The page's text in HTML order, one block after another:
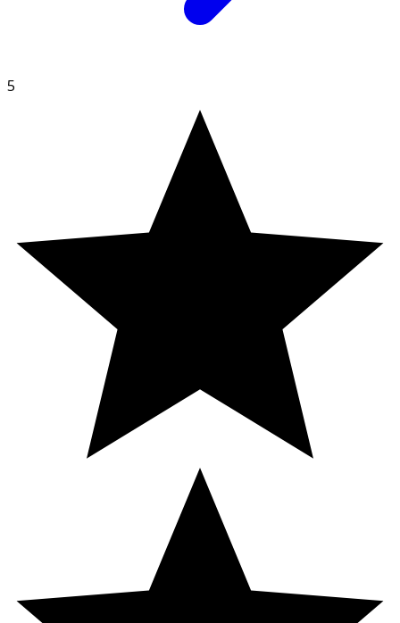
* Dagligt referensintag. ** DRI ej fastställd.
Hydrolyserat kollagen (från nötkreatur).
5